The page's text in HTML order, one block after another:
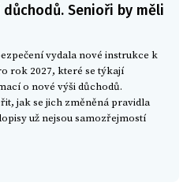
důchodů. Senioři by měli
vydala nové instrukce k
rok 2027, které se týkají
o nové výši důchodů.
jak se jich změněná pravidla
už nejsou samozřejmostí